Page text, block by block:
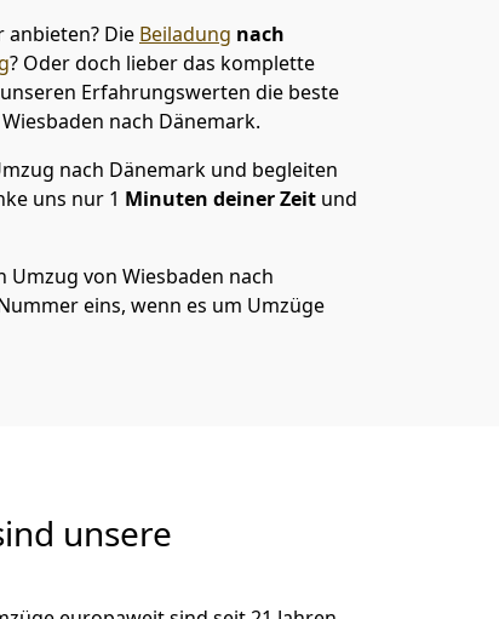
anbieten? Die Beiladung nach
? Oder doch lieber das komplette
Erfahrungswerten die beste
Wiesbaden nach Dänemark.
nach Dänemark und begleiten
uns nur 1 Minuten deiner Zeit und
Umzug von Wiesbaden nach
eins, wenn es um Umzüge
unsere